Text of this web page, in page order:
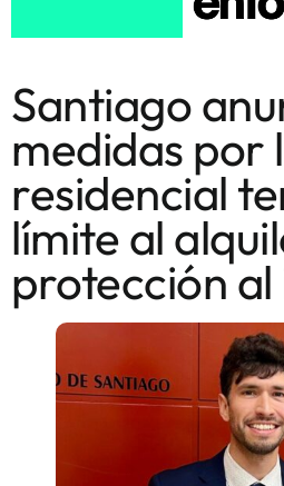
Santiago
medidas por
residencial
límite al
protección al